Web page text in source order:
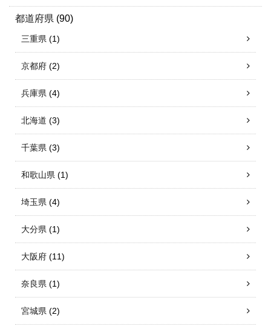
都道府県 (90)
三重県 (1)
京都府 (2)
兵庫県 (4)
北海道 (3)
千葉県 (3)
和歌山県 (1)
埼玉県 (4)
大分県 (1)
大阪府 (11)
奈良県 (1)
宮城県 (2)